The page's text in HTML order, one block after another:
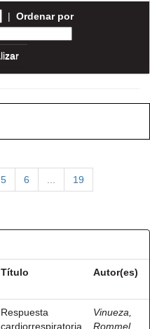
| Ordenar por
5 6 19
Título Autor(es)
Respuesta
cardiorrespiratoria
Vinueza,
Rommel